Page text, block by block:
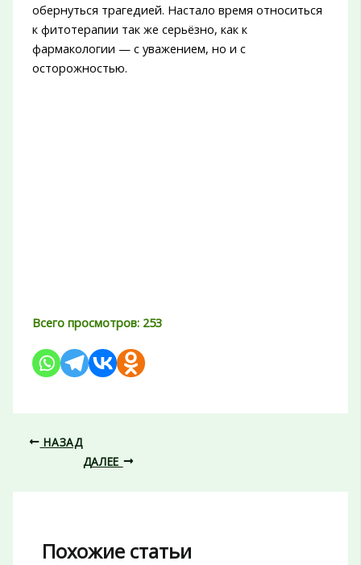
обернуться трагедией. Настало время относиться
к фитотерапии так же серьёзно, как к
фармакологии — с уважением, но и с
осторожностью.
Всего просмотров: 253
НАЗАД
ДАЛЕЕ
Похожие статьи